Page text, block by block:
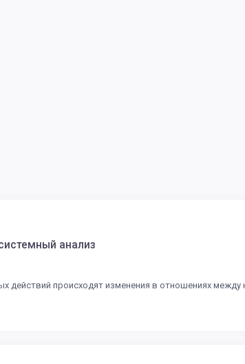
анализ
действий происходят изменения в отношениях